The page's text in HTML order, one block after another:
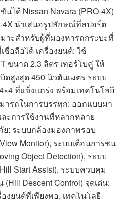
ได้ Nissan Navara (PRO-4X)
4X นำเสนอรูปลักษณ์ที่สปอร์ต
าะสำหรับผู้ที่มองหารถกระบะที่
อถือได้ เครื่องยนต์: ใช้
ขนาด 2.3 ลิตร เทอร์โบคู่ ให้
ดสูงสุด 450 นิวตันเมตร ระบบ
ที่แข็งแกร่ง พร้อมเทคโนโลยี
ารถในการบรรทุก: ออกแบบมา
ะการใช้งานที่หลากหลาย
: ระบบกล้องมองภาพรอบ
Monitor), ระบบเตือนการชน
Object Detection), ระบบ
Start Assist), ระบบควบคุม
Descent Control) จุดเด่น:
งยนต์ที่เพียงพอ, เทคโนโลยี